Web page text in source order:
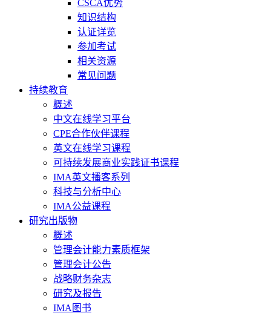
CSCA优势
知识结构
认证详览
参加考试
相关资源
常见问题
持续教育
概述
中文在线学习平台
CPE合作伙伴课程
英文在线学习课程
可持续发展商业实践证书课程
IMA英文播客系列
科技与分析中心
IMA公益课程
研究出版物
概述
管理会计能力素质框架
管理会计公告
战略财务杂志
研究及报告
IMA图书